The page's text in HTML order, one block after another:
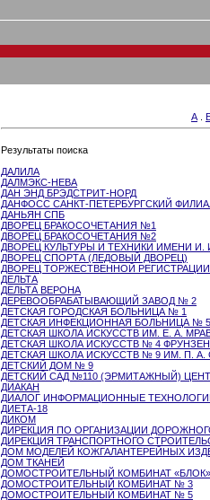
А
Результаты поиска
ДАЛИЛА
ДАЛМЭКС-НЕВА
ДАН ЭНД БРЭДСТРИТ-НОРД
ДАНФОСС САНКТ-ПЕТЕРБУРГСКИЙ
ДАНЬЯН СПБ
ДВОРЕЦ БРАКОСОЧЕТАНИЯ №1
ДВОРЕЦ БРАКОСОЧЕТАНИЯ №2
ДВОРЕЦ КУЛЬТУРЫ И ТЕХНИКИ ИМЕНИ
ДВОРЕЦ СПОРТА (ЛЕДОВЫЙ ДВОРЕЦ)
ДВОРЕЦ ТОРЖЕСТВЕННОЙ
ДЕЛЬТА
ДЕЛЬТА ВЕРОНА
ДЕРЕВООБРАБАТЫВАЮЩИЙ ЗАВОД № 2
ДЕТСКАЯ ГОРОДСКАЯ БОЛЬНИЦА № 1
ДЕТСКАЯ ИНФЕКЦИОННАЯ БОЛЬНИЦА № 5
ДЕТСКАЯ ШКОЛА ИСКУССТВ ИМ. Е. А.
ДЕТСКАЯ ШКОЛА ИСКУССТВ № 4
ДЕТСКАЯ ШКОЛА ИСКУССТВ № 9 ИМ. П. А.
ДЕТСКИЙ ДОМ № 9
ДЕТСКИЙ САД №110 (ЭРМИТАЖНЫЙ)
ДИАКАН
ДИАЛОГ ИНФОРМАЦИОННЫЕ
ДИЕТА-18
ДИКОМ
ДИРЕКЦИЯ ПО ОРГАНИЗАЦИИ
ДИРЕКЦИЯ ТРАНСПОРТНОГО
ДОМ МОДЕЛЕЙ КОЖГАЛАНТЕРЕЙНЫХ
ДОМ ТКАНЕЙ
ДОМОСТРОИТЕЛЬНЫЙ КОМБИНАТ «БЛОК»
ДОМОСТРОИТЕЛЬНЫЙ КОМБИНАТ № 3
ДОМОСТРОИТЕЛЬНЫЙ КОМБИНАТ № 5